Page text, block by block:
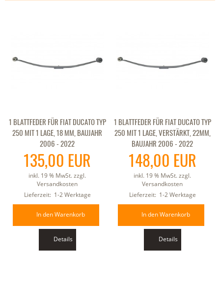
1 BLATTFEDER FÜR FIAT DUCATO TYP
250 MIT 1 LAGE, 18 MM, BAUJAHR
2006 - 2022
135,00 EUR
inkl. 19 % MwSt. zzgl.
Versandkosten
Lieferzeit: 1-2 Werktage
In den Warenkorb
Details
1 BLATTFEDER FÜR FIAT DUCATO TYP
250 MIT 1 LAGE, VERSTÄRKT, 22MM,
BAUJAHR 2006 - 2022
148,00 EUR
inkl. 19 % MwSt. zzgl.
Versandkosten
Lieferzeit: 1-2 Werktage
In den Warenkorb
Details